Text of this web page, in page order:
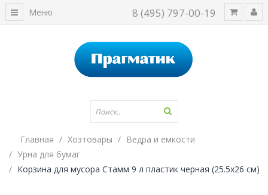
8 (495) 797-00-19
Меню
Главная Хозтовары
Ведра и емкости
Урна для бумаг
Корзина для мусора Стамм 9 л пластик черная (25.5х26 см)